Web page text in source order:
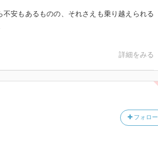
安もあるものの、それさえも乗り越えられる
詳細をみる
フォロー